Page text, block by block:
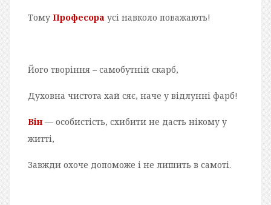
Тому Професора усі навколо поважають!
Його творіння – самобутній скарб,
Духовна чистота хай сяє, наче у відлунні фарб!
Він — особистість, схибити не дасть нікому у
житті,
Завжди охоче допоможе і не лишить в самоті.